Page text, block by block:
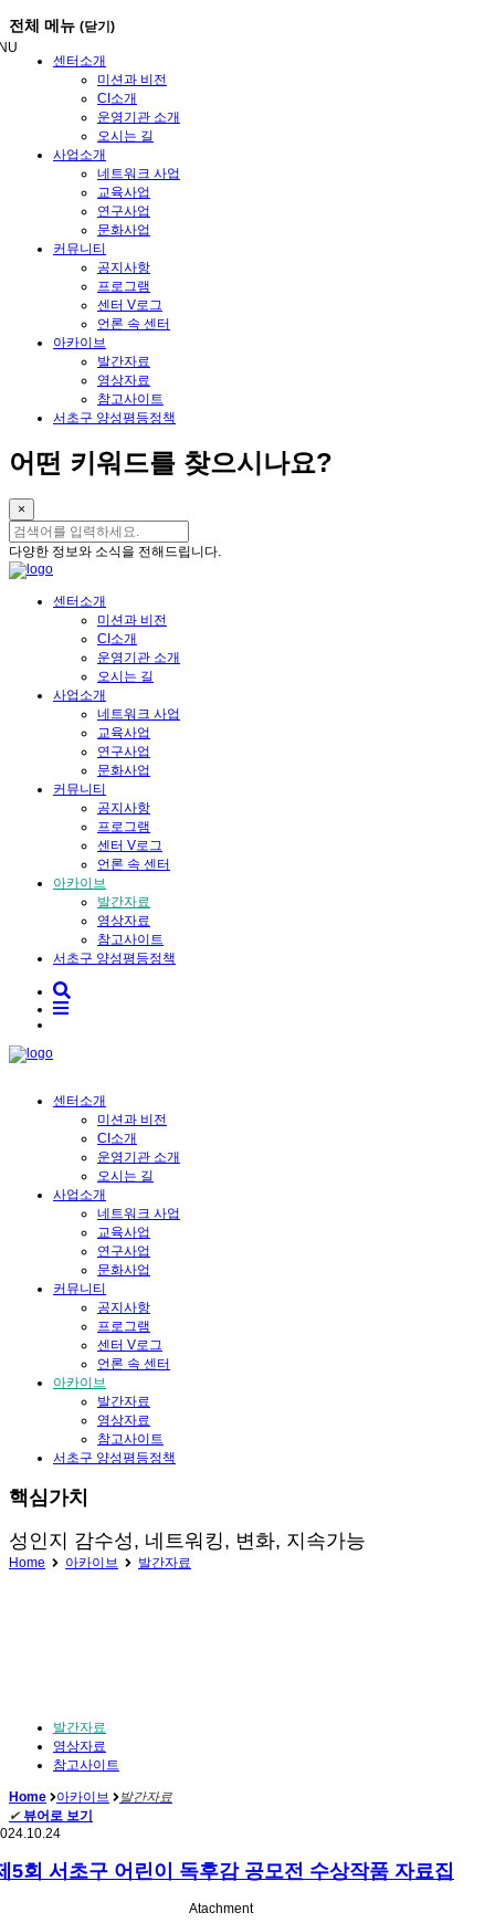
메
뉴
전체 메뉴 (닫기)
센터소개
미션과 비전
CI소개
운영기관 소개
오시는 길
사업소개
네트워크 사업
교육사업
연구사업
문화사업
커뮤니티
공지사항
프로그램
센터 V로그
언론 속 센터
아카이브
발간자료
영상자료
참고사이트
서초구 양성평등정책
어떤 키워드를 찾으시나요?
×
다양한 정보와 소식을 전해드립니다.
센터소개
미션과 비전
CI소개
운영기관 소개
오시는 길
사업소개
네트워크 사업
교육사업
연구사업
문화사업
커뮤니티
공지사항
프로그램
센터 V로그
언론 속 센터
아카이브
발간자료
영상자료
참고사이트
서초구 양성평등정책
센터소개
미션과 비전
CI소개
운영기관 소개
오시는 길
사업소개
네트워크 사업
교육사업
연구사업
문화사업
커뮤니티
공지사항
프로그램
센터 V로그
언론 속 센터
아카이브
발간자료
영상자료
참고사이트
서초구 양성평등정책
핵심가치
성인지 감수성, 네트워킹, 변화, 지속가능
Home 아카이브 발간자료
발간자료
영상자료
참고사이트
Home 아카이브
발간자료
✔ 뷰어로 보기
5회 서초구 어린이 독후감 공모전 수상작품 자료집
Atachment